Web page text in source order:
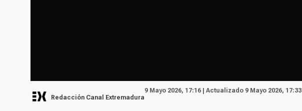
Redacción Canal Extremadura
9 Mayo 2026, 17:16 | Actualizado 9 Mayo 2026, 17:33